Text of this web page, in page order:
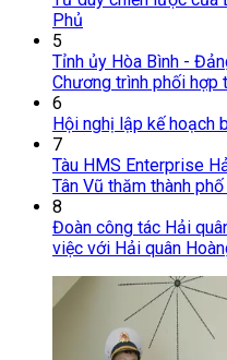
Phủ
5
Tỉnh ủy Hòa Bình -
Chương trình phối hợp
6
Hội nghị lập kế hoạch
7
Tàu HMS Enterprise
Tân Vũ thăm thành
8
Đoàn công tác Hải
việc với Hải quân